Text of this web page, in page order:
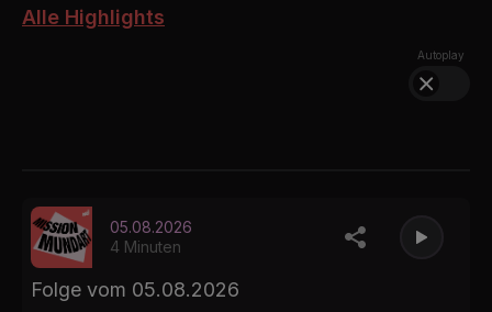
Alle Highlights
Autoplay
05.08.2026
4 Minuten
Folge vom 05.08.2026